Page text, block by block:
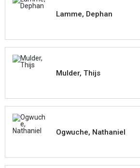
Lamme, Dephan
Mulder, Thijs
Ogwuche, Nathaniel